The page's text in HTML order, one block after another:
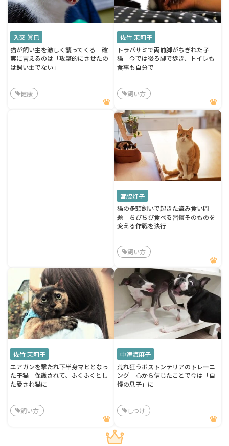
入交 眞巳
猫が飼い主を激しく襲ってくる 確
実に言えるのは「攻撃的にさせたの
は飼い主でない」
健康
佐竹 茉莉子
トラバサミで両前脚がちぎれた子
猫 今では後ろ脚で歩き、トイレも
食事も自分で
飼い方
宮脇灯子
猫の多頭飼いで起きた盗み食い問
題 ちびちび食べる習慣そのものを
変える作戦を決行
飼い方
佐竹 茉莉子
エアガンを撃たれ下半身マヒとなっ
た子猫 保護されて、ふくふくとし
た愛され猫に
飼い方
中津海麻子
荒れ狂うボストンテリアのトレーニ
ング 心から信じたことで今は「自
慢の息子」に
しつけ